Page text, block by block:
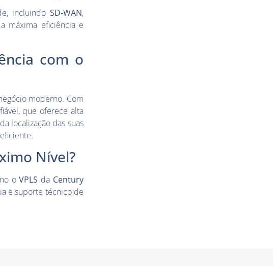
incluindo SD-WAN,
máxima eficiência e
com o
moderno. Com
que oferece alta
localização das suas
Nível?
oVPLS da Century
e suporte técnico de